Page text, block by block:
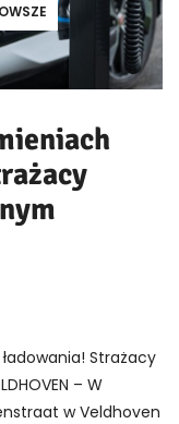
Strażacy
– W
w Veldhoven